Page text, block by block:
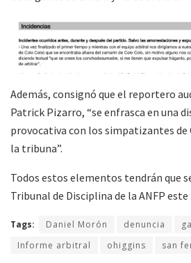
Además, consignó que el reportero
Patrick Pizarro, “se enfrasca en una
provocativa con los simpatizantes de
la tribuna”.
Todos estos elementos tendrán que
Tribunal de Disciplina de la ANFP
Tags: Daniel Morón denuncia
Informe arbitral
ohiggins san